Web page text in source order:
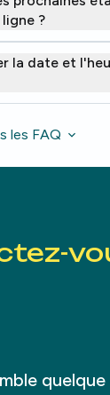
?
la date et
les FAQ